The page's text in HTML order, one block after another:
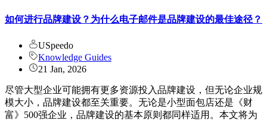
如何进行品牌建设？为什么电子邮件是品牌建设的最佳途径？
USpeedo
Knowledge Guides
21 Jan, 2026
尽管大型企业可能拥有更多资源投入品牌建设，但无论企业规
模大小，品牌建设都至关重要。无论是小型面包店还是《财
富》500强企业，品牌建设的基本原则都同样适用。本文将为